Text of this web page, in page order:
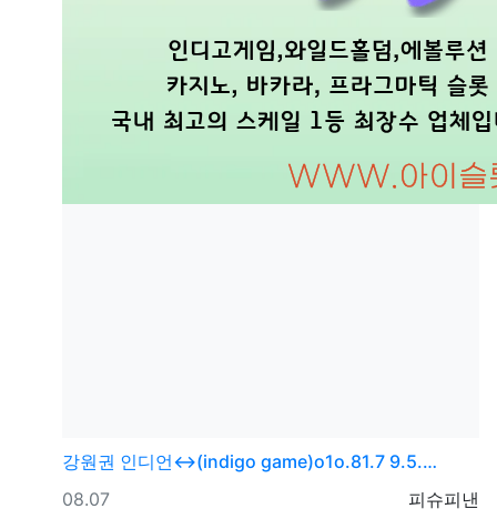
강원권 인디언↔(indigo game)o1o.81.7 9.5.…
등록자
피슈피낸
등록일
08.07